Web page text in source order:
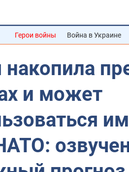
Герои войны Война в Украине
накопила
и может